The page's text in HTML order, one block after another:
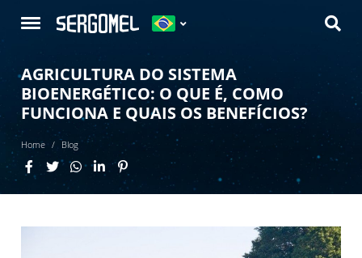
AGRICULTURA DO SISTEMA
BIOENERGÉTICO: O QUE É, COMO
FUNCIONA E QUAIS OS BENEFÍCIOS?
Home Blog